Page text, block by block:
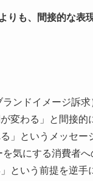
りも、間接的な表
ランドイメージ訴求
変わる」と間接的
」というメッセー
を気にする消費者へ
という前提を逆手